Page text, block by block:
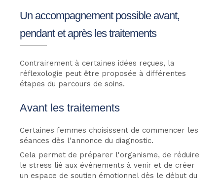
Un accompagnement possible avant,
pendant et après les traitements
Contrairement à certaines idées reçues, la
réflexologie peut être proposée à différentes
étapes du parcours de soins.
Avant les traitements
Certaines femmes choisissent de commencer les
séances dès l'annonce du diagnostic.
Cela permet de préparer l'organisme, de réduire
le stress lié aux événements à venir et de créer
un espace de soutien émotionnel dès le début du